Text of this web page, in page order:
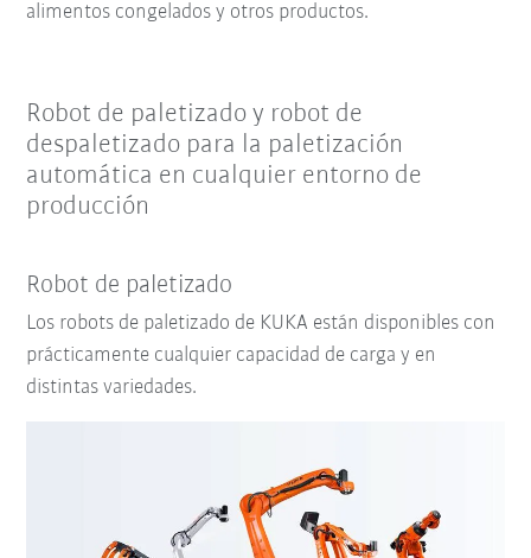
alimentos congelados y otros productos.
Robot de paletizado y robot de
despaletizado para la paletización
automática en cualquier entorno de
producción
Robot de paletizado
Los robots de paletizado de KUKA están disponibles con
prácticamente cualquier capacidad de carga y en
distintas variedades.